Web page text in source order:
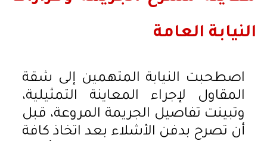
النيابة العامة
اصطحبت النيابة المتهمين إلى شقة
المقاول لإجراء المعاينة التمثيلية،
وتبينت تفاصيل الجريمة المروعة، قبل
أن تصرح بدفن الأشلاء بعد اتخاذ كافة